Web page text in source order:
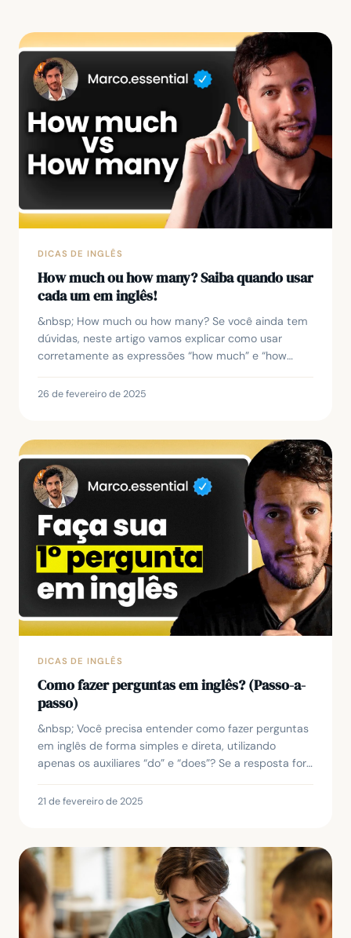
DICAS DE INGLÊS
How much ou how many? Saiba quando usar
cada um em inglês!
&nbsp; How much ou how many? Se você ainda tem
dúvidas, neste artigo vamos explicar como usar
corretamente as expressões “how much” e “how
quantidades. Ao...
26 de fevereiro de 2025
DICAS DE INGLÊS
Como fazer perguntas em inglês? (Passo-a-
passo)
&nbsp; Você precisa entender como fazer perguntas
em inglês de forma simples e direta, utilizando
apenas os auxiliares “do” e “does”? Se a resposta for
21 de fevereiro de 2025